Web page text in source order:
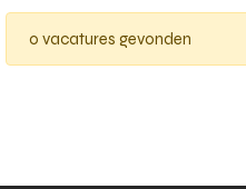
0 vacatures gevonden